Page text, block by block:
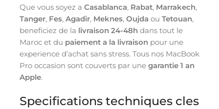
Que vous soyez a Casablanca, Rabat, Marrakech,
Tanger, Fes, Agadir, Meknes, Oujda ou Tetouan,
beneficiez de la livraison 24-48h dans tout le
Maroc et du paiement a la livraison pour une
experience d’achat sans stress. Tous nos MacBook
Pro occasion sont couverts par une garantie 1 an
Apple.
Specifications techniques cles